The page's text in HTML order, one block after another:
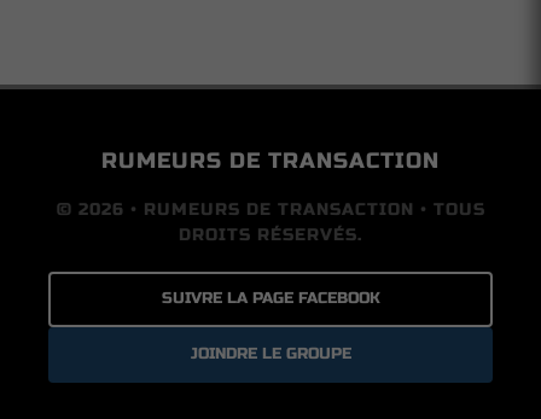
RUMEURS DE TRANSACTION
© 2026 • RUMEURS DE TRANSACTION • TOUS
DROITS RÉSERVÉS.
SUIVRE LA PAGE FACEBOOK
JOINDRE LE GROUPE